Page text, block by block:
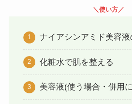
＼使い方／
ナイアシンアミド美容液
化粧水で肌を整える
美容液(使う場合・併用